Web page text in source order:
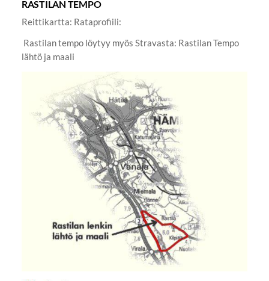
RASTILAN TEMPO
Reittikartta: Rataprofiili:
Rastilan tempo löytyy myös Stravasta: Rastilan Tempo
lähtö ja maali